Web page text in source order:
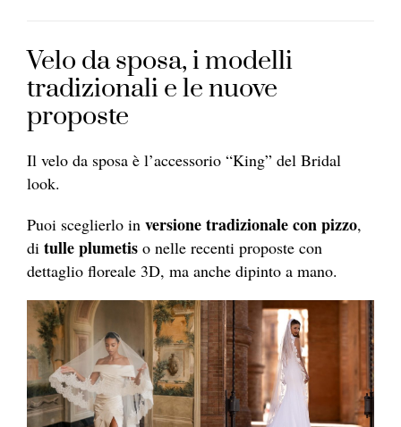
Velo da sposa, i modelli
tradizionali e le nuove
proposte
Il velo da sposa è l’accessorio “King” del Bridal
look.
Puoi sceglierlo in versione tradizionale con pizzo,
di tulle plumetis o nelle recenti proposte con
dettaglio floreale 3D, ma anche dipinto a mano.